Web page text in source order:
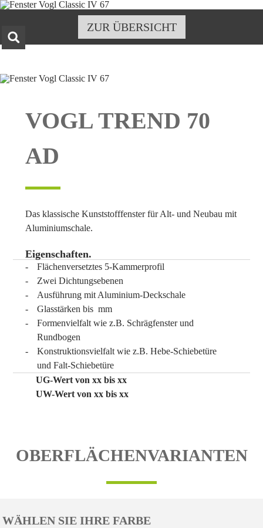
Navigation
überspringen
ZUR ÜBERSICHT
VOGL TREND 70
AD
Das klassische Kunststofffenster für Alt- und Neubau mit
Aluminiumschale.
Eigenschaften.
Flächenversetztes 5-Kammerprofil
Zwei Dichtungsebenen
Ausführung mit Aluminium-Deckschale
Glasstärken bis mm
Formenvielfalt wie z.B. Schrägfenster und
Rundbogen
Konstruktionsvielfalt wie z.B. Hebe-Schiebetüre
und Falt-Schiebetüre
UG-Wert von xx bis xx
UW-Wert von xx bis xx
OBERFLÄCHENVARIANTEN
WÄHLEN SIE IHRE FARBE